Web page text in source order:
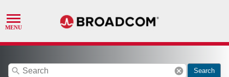
search cancel Search